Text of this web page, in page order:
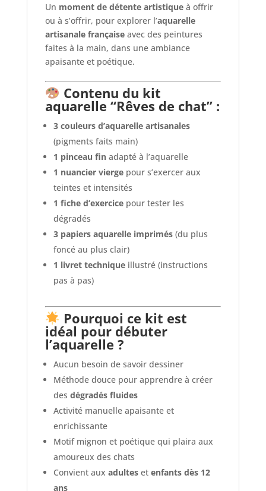
Un moment de détente artistiqueà offrir
ou à s’offrir, pour explorer l’aquarelle
artisanale françaiseavec des peintures
faites à la main, dans une ambiance
apaisante et poétique.
Contenu du kit
aquarelle “Rêves de chat” :
3 couleurs d’aquarelle artisanales
(pigments faits main)
1 pinceau finadapté à l’aquarelle
1 nuancier viergepour s’exercer aux
teintes et intensités
1 fiche d’exercicepour tester les
dégradés
3 papiers aquarelle imprimés(du plus
foncé au plus clair)
1 livret techniqueillustré (instructions
pas à pas)
Pourquoi ce kit est
idéal pour débuter
l’aquarelle ?
Aucun besoin de savoir dessiner
Méthode douce pour apprendre à créer
des dégradés fluides
Activité manuelle apaisante et
enrichissante
Motif mignon et poétique qui plaira aux
amoureux des chats
Convient aux adulteset enfants dès 12
ans